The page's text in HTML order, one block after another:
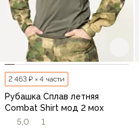
2 463 ₽ × 4 части
Рубашка Сплав летняя
Combat Shirt мод 2 мох
5,0
1